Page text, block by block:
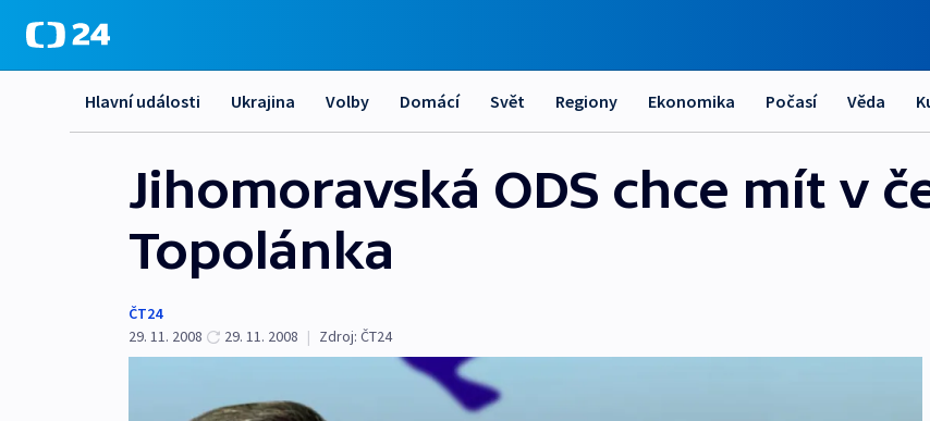
Hlavní události Ukrajina Volby Domácí Svět Regiony Ekonomika Počasí Věda
Jihomoravská ODS chce mít v
Topolánka
ČT24
29. 11. 2008
29. 11. 2008 | Zdroj: ČT24